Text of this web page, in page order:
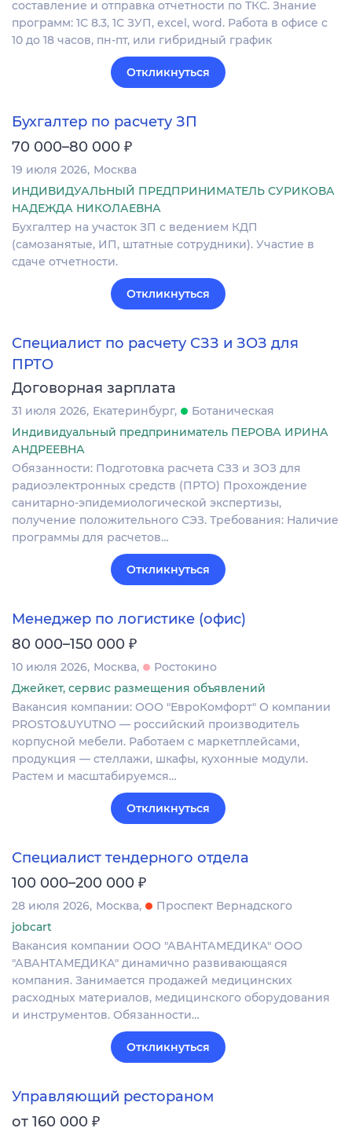
составление и отправка отчетности по ТКС. Знание
программ: 1С 8.3, 1С ЗУП, excel, word. Работа в офисе с
10 до 18 часов, пн-пт, или гибридный график
Откликнуться
Бухгалтер по расчету ЗП
70 000–80 000 ₽
19 июля 2026 Москва
ИНДИВИДУАЛЬНЫЙ ПРЕДПРИНИМАТЕЛЬ СУРИКОВА
НАДЕЖДА НИКОЛАЕВНА
Бухгалтер на участок ЗП с ведением КДП
(самозанятые, ИП, штатные сотрудники). Участие в
сдаче отчетности.
Откликнуться
Специалист по расчету СЗЗ и ЗОЗ для
ПРТО
Договорная зарплата
31 июля 2026 Екатеринбург
Ботаническая
Индивидуальный предприниматель ПЕРОВА ИРИНА
АНДРЕЕВНА
Обязанности: Подготовка расчета СЗЗ и ЗОЗ для
радиоэлектронных средств (ПРТО) Прохождение
санитарно-эпидемиологической экспертизы,
получение положительного СЭЗ. Требования: Наличие
программы для расчетов…
Откликнуться
Менеджер по логистике (офис)
80 000–150 000 ₽
10 июля 2026 Москва
Ростокино
Джейкет, сервис размещения объявлений
Вакансия компании: ООО "ЕвроКомфорт" О компании
PROSTO&UYUTNO — российский производитель
корпусной мебели. Работаем с маркетплейсами,
продукция — стеллажи, шкафы, кухонные модули.
Растем и масштабируемся…
Откликнуться
Специалист тендерного отдела
100 000–200 000 ₽
28 июля 2026 Москва
Проспект Вернадского
jobcart
Вакансия компании ООО "АВАНТАМЕДИКА" ООО
"АВАНТАМЕДИКА" динамично развивающаяся
компания. Занимается продажей медицинских
расходных материалов, медицинского оборудования
и инструментов. Обязанности…
Откликнуться
Управляющий рестораном
от 160 000 ₽